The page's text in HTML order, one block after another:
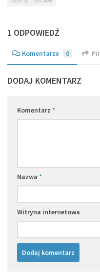
1 ODPOWIEDŹ
Komentarze 0
DODAJ KOMENTARZ
Komentarz *
Nazwa *
Witryna internetowa